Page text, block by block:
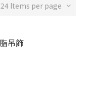
24 Items per page